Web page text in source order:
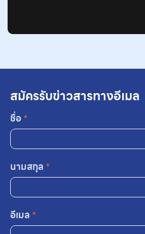
สมัครรับข่าวสารทางอีเมล
ชื่อ*
นามสกุล *
อีเมล *